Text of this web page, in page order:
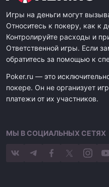
Игры на деньги могут
Относитесь к покеру, как к
Контролируйте расходы и
Ответственной игры. Если
обратитесь за помощью к
Poker.ru — это
покере. Он не организует
платежи от их участников.
МЫ В СОЦИАЛЬНЫХ СЕТЯХ